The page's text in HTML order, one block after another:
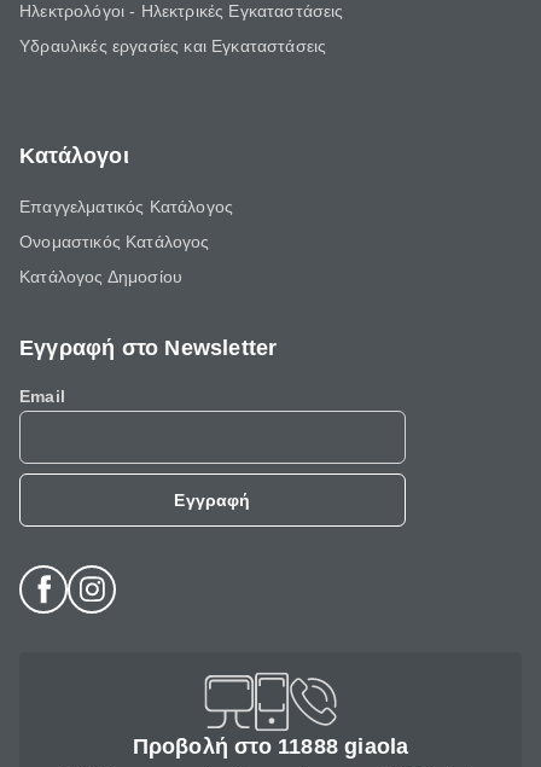
Ηλεκτρολόγοι - Ηλεκτρικές Εγκαταστάσεις
Υδραυλικές εργασίες και Εγκαταστάσεις
Κατάλογοι
Επαγγελματικός Κατάλογος
Ονομαστικός Κατάλογος
Κατάλογος Δημοσίου
Εγγραφή στο Newsletter
Email
Εγγραφή
Προβολή στο 11888 giaola